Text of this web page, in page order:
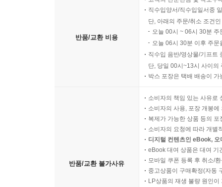
반품/교환 비용
직수입양서/직수입일서중
단, 아래의 주문/취소 조건
오늘 00시 ~ 06시 30분
오늘 06시 30분 이후 주
직수입 음반/영상물/기프트
단, 당일 00시~13시 사이의
박스 포장은 택배 배송이
반품/교환 불가사유
소비자의 책임 있는 사유로
소비자의 사용, 포장 개봉
복제가 가능한 상품 등의
소비자의 요청에 따라 개별
디지털 컨텐츠인 eBook,
eBook 대여 상품은 대여 기
모바일 쿠폰 등록 후 취소/
중고상품이 구매확정(자동
LP상품의 재생 불량 원인